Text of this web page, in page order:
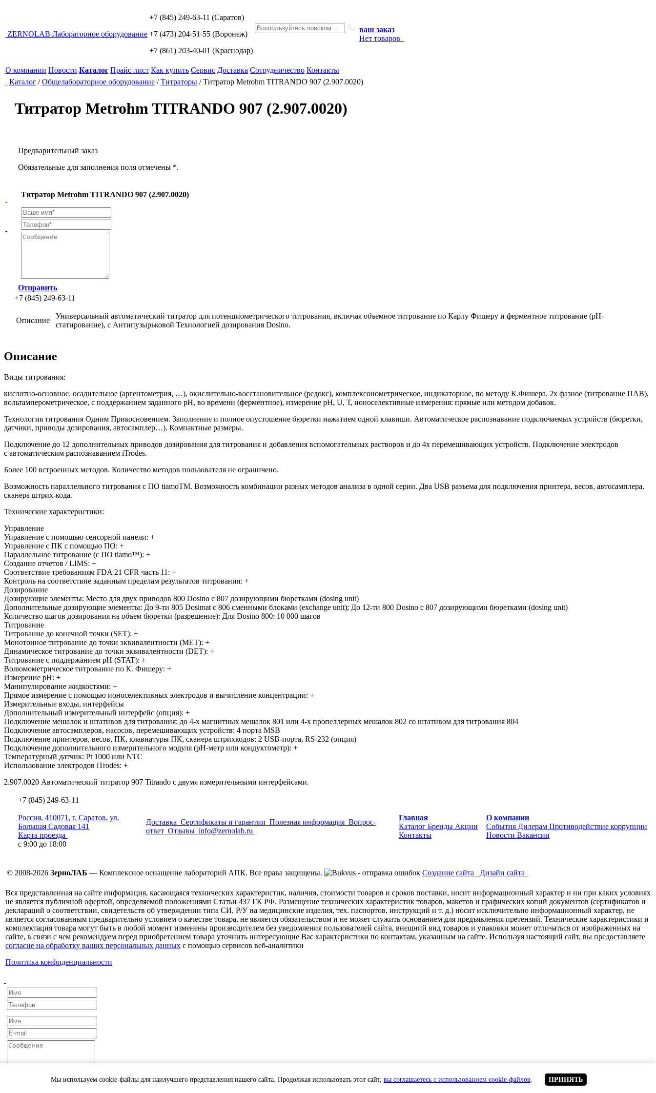
ZERNOLAB Лабораторное оборудование
+7 (845) 249-63-11 (Саратов)
+7 (473) 204-51-55 (Воронеж)
+7 (861) 203-40-01 (Краснодар)
ваш заказ
Нет товаров
О компании Новости Каталог Прайс-лист Как купить Сервис Доставка Сотрудничество Контакты
Каталог /Общелабораторное оборудование /Титраторы /Титратор Metrohm TITRANDO 907 (2.907.0020)
Титратор Metrohm TITRANDO 907 (2.907.0020)
Предварительный заказ
Обязательные для заполнения поля отмечены *.
Титратор Metrohm TITRANDO 907 (2.907.0020)
Отправить
+7 (845) 249-63-11
Описание
Универсальный автоматический титратор для потенциометрического титрования, включая объемное титрование по Карлу Фишеру и ферментное титрование (рН-
статирование), с Антипузырьковой Технологией дозирования Dosino.
Описание
Виды титрования:
кислотно-основное, осадительное (аргентометрия, …), окислительно-восстановительное (редокс), комплексонометрическое, индикаторное, по методу К.Фишера, 2х фазное (титрование ПАВ),
вольтамперометрическое, с поддержанием заданного рН, во времени (ферментное), измерение рН, U, Т, ионоселективные измерения: прямые или методом добавок.
Технология титрования Одним Прикосновением. Заполнение и полное опустошение бюретки нажатием одной клавиши. Автоматическое распознавание подключаемых устройств (бюретки,
датчики, приводы дозирования, автосамплер…). Компактные размеры.
Подключение до 12 дополнительных приводов дозирования для титрования и добавления вспомогательных растворов и до 4х перемешивающих устройств. Подключение электродов
с автоматическим распознаванием iTrodes.
Более 100 встроенных методов. Количество методов пользователя не ограничено.
Возможность параллельного титрования с ПО tiamoTM. Возможность комбинации разных методов анализа в одной серии. Два USB разъема для подключения принтера, весов, автосамплера,
сканера штрих-кода.
Технические характеристики:
Управление
Управление с помощью сенсорной панели: +
Управление с ПК с помощью ПО: +
Параллельное титрование (с ПО tiamo™): +
Создание отчетов / LIMS: +
Соответствие требованиям FDA 21 CFR часть 11: +
Контроль на соответствие заданным пределам результатов титрования: +
Дозирование
Дозирующие элементы: Место для двух приводов 800 Dosino с 807 дозирующими бюретками (dosing unit)
Дополнительные дозирующие элементы: До 9-ти 805 Dosimat с 806 сменными блоками (exchange unit); До 12-ти 800 Dosino с 807 дозирующими бюретками (dosing unit)
Количество шагов дозирования на объем бюретки (разрешение): Для Dosino 800: 10 000 шагов
Титрование
Титрование до конечной точки (SET): +
Монотонное титрование до точки эквивалентности (MET): +
Динамическое титрование до точки эквивалентности (DET): +
Титрование с поддержанием рН (STAT): +
Волюмометрическое титрование по К. Фишеру: +
Измерение pH: +
Манипулирование жидкостями: +
Прямое измерение с помощью ионоселективных электродов и вычисление концентрации: +
Измерительные входы, интерфейсы
Дополнительный измерительный интерфейс (опция): +
Подключение мешалок и штативов для титрования: до 4-х магнитных мешалок 801 или 4-х пропеллерных мешалок 802 со штативом для титрования 804
Подключение автосэмплеров, насосов, перемешивающих устройств: 4 порта MSB
Подключение принтеров, весов, ПК, клавиатуры ПК, сканера штрихкодов: 2 USB-порта, RS-232 (опция)
Подключение дополнительного измерительного модуля (pH-метр или кондуктометр): +
Температурный датчик: Pt 1000 или NTC
Использование электродов iTrodes: +
2.907.0020 Автоматический титратор 907 Titrando с двумя измерительными интерфейсами.
+7 (845) 249-63-11
Россия, 410071, г. Саратов, ул.
Большая Садовая 141
Карта проезда
с 9:00 до 18:00
Доставка Сертификаты и гарантии Полезная информация Вопрос-
ответ Отзывы info@zernolab.ru
Главная
Каталог Бренды Акции
Контакты
О компании
События Дилерам Противодействие коррупции
Новости Вакансии
© 2008-2026 ЗерноЛАБ — Комплексное оснащение лабораторий АПК. Все права защищены. Создание сайта Дизайн сайта
Вся представленная на сайте информация, касающаяся технических характеристик, наличия, стоимости товаров и сроков поставки, носит информационный характер и ни при каких условиях
не является публичной офертой, определяемой положениями Статьи 437 ГК РФ. Размещение технических характеристик товаров, макетов и графических копий документов (сертификатов и
деклараций о соответствии, свидетельств об утверждении типа СИ, Р/У на медицинские изделия, тех. паспортов, инструкций и т. д.) носит исключительно информационный характер, не
является согласованным предварительно условием о качестве товара, не является обязательством и не может служить основанием для предъявления претензий. Технические характеристики и
комплектация товара могут быть в любой момент изменены производителем без уведомления пользователей сайта, внешний вид товаров и упаковки может отличаться от изображенных на
сайте, в связи с чем рекомендуем перед приобретением товара уточнить интересующие Вас характеристики по контактам, указанным на сайте. Используя настоящий сайт, вы предоставляете
согласие на обработку ваших персональных данных с помощью сервисов веб-аналитики
Политика конфиденциальности
Мы используем cookie-файлы для наилучшего представления нашего сайта. Продолжая использовать этот сайт, вы соглашаетесь с использованием cookie-файлов ПРИНЯТЬ